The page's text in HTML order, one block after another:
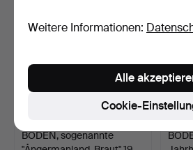
BODEN, sogenannte
Weitere Informationen:
Cookie-
Alle